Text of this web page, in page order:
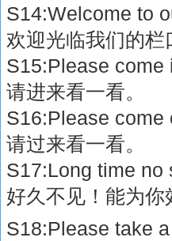
S14:Welcome to
欢迎光临我们的栏
S15:Please come
请进来看一看。
S16:Please come
请过来看一看。
S17:Long time no
好久不见！能为你
S18:Please take a